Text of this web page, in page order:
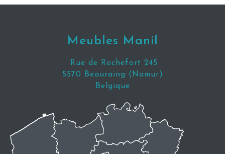
Meubles Manil
Rue de Rochefort 245
5570 Beauraing (Namur)
Belgique